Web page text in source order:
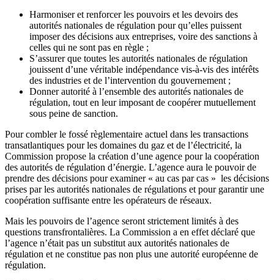
Harmoniser et renforcer les pouvoirs et les devoirs des
autorités nationales de régulation pour qu’elles puissent
imposer des décisions aux entreprises, voire des sanctions à
celles qui ne sont pas en règle ;
S’assurer que toutes les autorités nationales de régulation
jouissent d’une véritable indépendance vis-à-vis des intérêts
des industries et de l’intervention du gouvernement ;
Donner autorité à l’ensemble des autorités nationales de
régulation, tout en leur imposant de coopérer mutuellement
sous peine de sanction.
Pour combler le fossé règlementaire actuel dans les transactions
transatlantiques pour les domaines du gaz et de l’électricité, la
Commission propose la création d’une agence pour la coopération
des autorités de régulation d’énergie. L’agence aura le pouvoir de
prendre des décisions pour examiner « au cas par cas » les décisions
prises par les autorités nationales de régulations et pour garantir une
coopération suffisante entre les opérateurs de réseaux.
Mais les pouvoirs de l’agence seront strictement limités à des
questions transfrontalières. La Commission a en effet déclaré que
l’agence n’était pas un substitut aux autorités nationales de
régulation et ne constitue pas non plus une autorité européenne de
régulation.